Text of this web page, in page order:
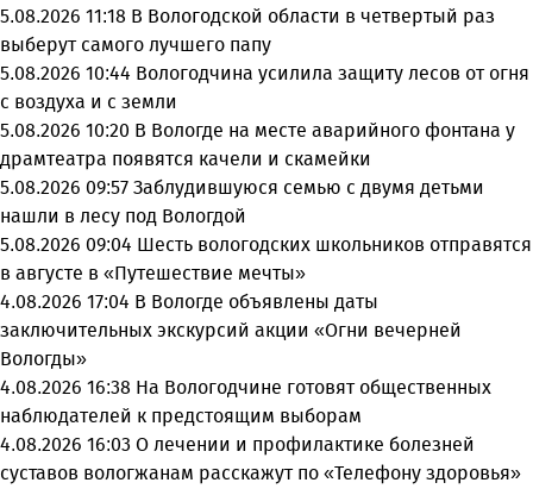
5.08.2026 11:18 В Вологодской области в четвертый раз
выберут самого лучшего папу
5.08.2026 10:44 Вологодчина усилила защиту лесов от огня
с воздуха и с земли
5.08.2026 10:20 В Вологде на месте аварийного фонтана у
драмтеатра появятся качели и скамейки
5.08.2026 09:57 Заблудившуюся семью с двумя детьми
нашли в лесу под Вологдой
5.08.2026 09:04 Шесть вологодских школьников отправятся
в августе в «Путешествие мечты»
4.08.2026 17:04 В Вологде объявлены даты
заключительных экскурсий акции «Огни вечерней
Вологды»
4.08.2026 16:38 На Вологодчине готовят общественных
наблюдателей к предстоящим выборам
4.08.2026 16:03 О лечении и профилактике болезней
суставов вологжанам расскажут по «Телефону здоровья»